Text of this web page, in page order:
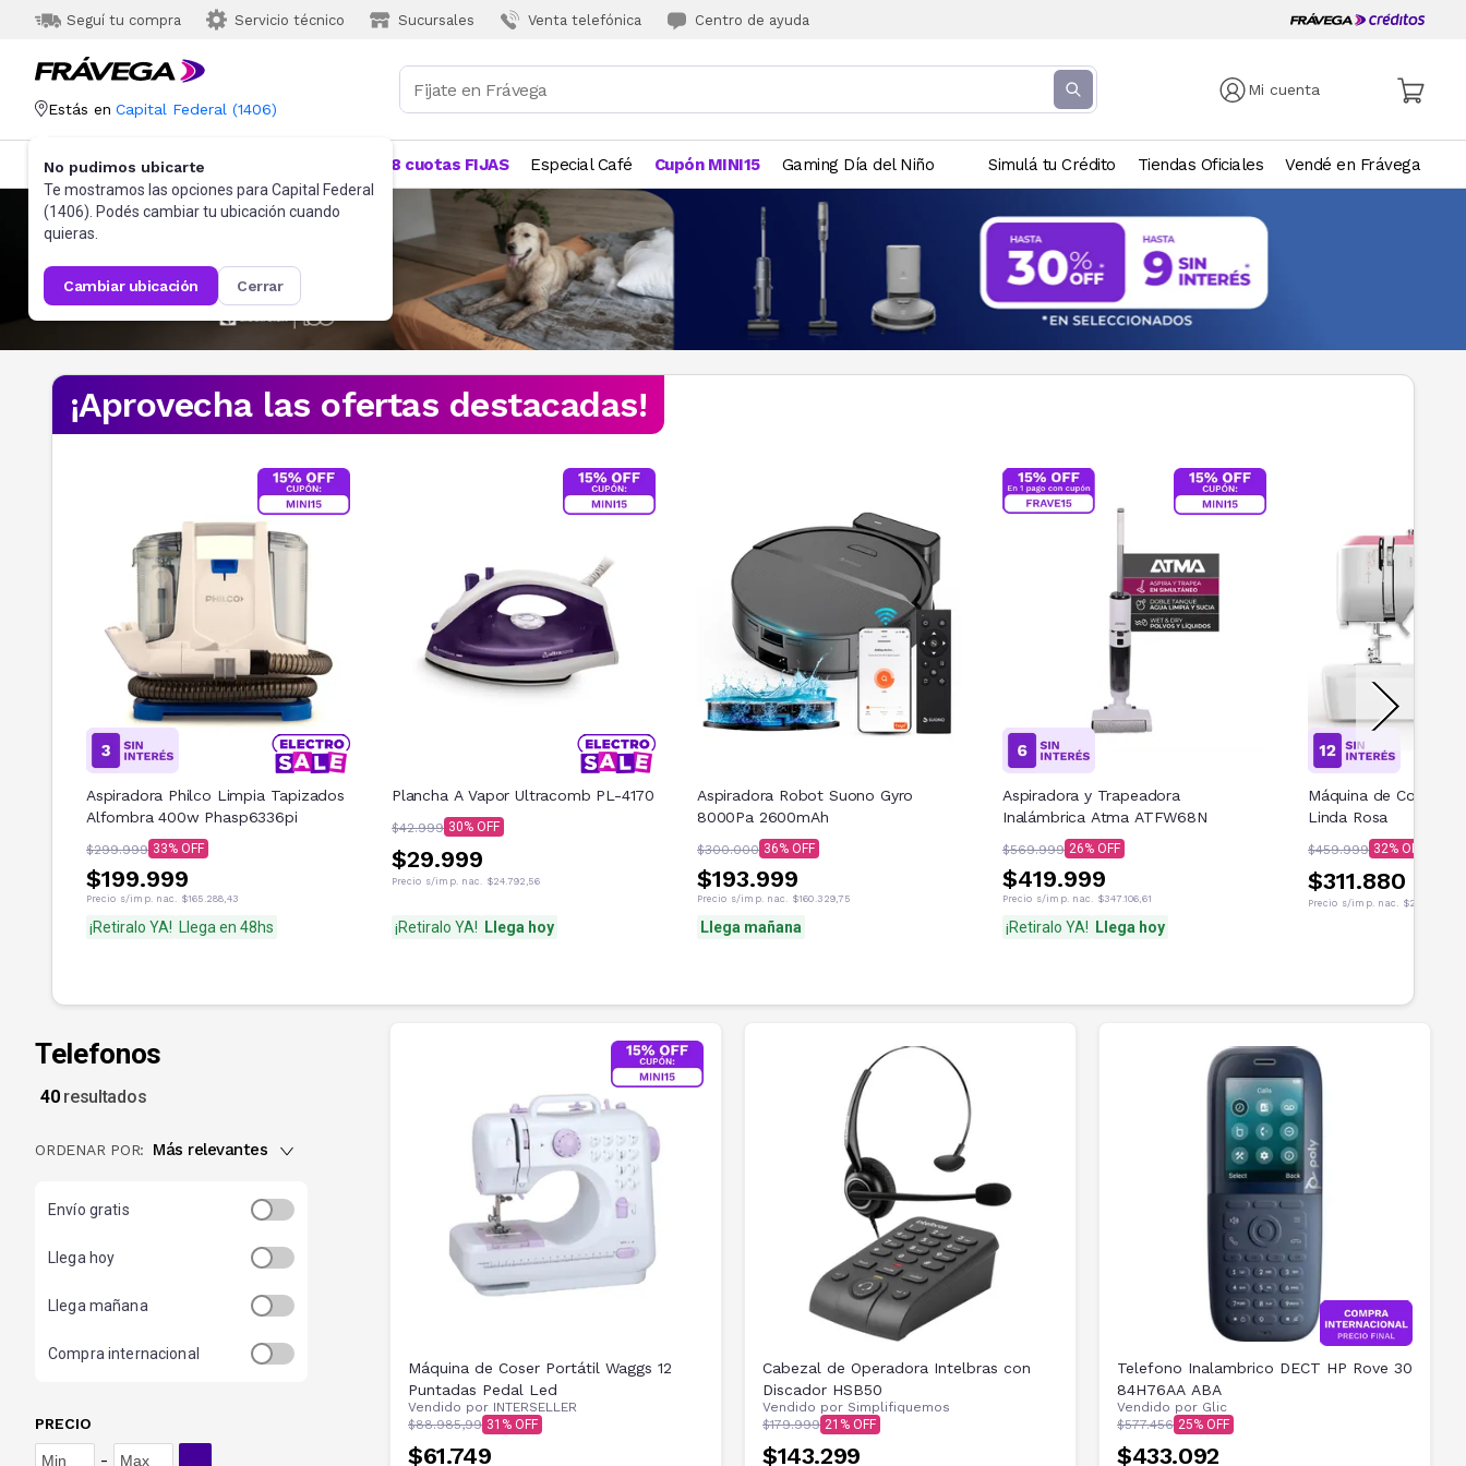
Seguí tu compra Servicio técnico Sucursales Venta telefónica Centro de ayuda
Mi cuenta
Estás en Capital Federal (1406)
No pudimos ubicarte
Te mostramos las opciones para Capital Federal
(1406). Podés cambiar tu ubicación cuando
quieras.
cambiar ubicación cerrar
Categorías Más Vendidos 18 cuotas FIJAS Especial Café Cupón MINI15 Gaming Día del Niño Simulá tu Crédito Tiendas Oficiales Vendé en Frávega
¡Aprovecha las ofertas destacadas!
Aspiradora Philco Limpia Tapizados
Alfombra 400w Phasp6336pi
$299.999 33
$199.999
Precio s/imp. nac. $165.288,43
¡Retiralo YA! Llega en 48hs
Plancha A Vapor Ultracomb PL-4170
$42.999 30
$29.999
Precio s/imp. nac. $24.792,56
¡Retiralo YA! Llega hoy
Aspiradora Robot Suono Gyro
8000Pa 2600mAh
$300.000 36
$193.999
Precio s/imp. nac. $160.329,75
Llega mañana
Aspiradora y Trapeadora
Inalámbrica Atma ATFW68N
$569.999 26
$419.999
Precio s/imp. nac. $347.106,61
¡Retiralo YA! Llega hoy
Máquina de Coser
Linda Rosa
$459.999 32
$311.880
Precio s/imp. nac. $214.875,21
Telefonos
40resultados
ORDENAR POR: Más relevantes
Envío gratis
Llega hoy
Llega mañana
Compra internacional
PRECIO
-
Máquina de Coser Portátil Waggs 12
Puntadas Pedal Led
Vendido por INTERSELLER
$88.985,99 31
$61.749
Cabezal de Operadora Intelbras con
Discador HSB50
Vendido por Simplifiquemos
$179.999 21
$143.299
Telefono Inalambrico DECT HP Rove 30
84H76AA ABA
Vendido por Glic
$577.456 25
$433.092